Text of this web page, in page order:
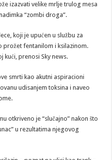
izazvati velike mrlje trulog mesa
“zombi droga”.
koji je upućen u službu za
prožet fentanilom i ksilazinom.
kući, prenosi Sky news.
smrti kao akutni aspiracioni
udisanjem toksina i naveo
otkriveno je “slučajno” nakon što
u rezultatima njegovog